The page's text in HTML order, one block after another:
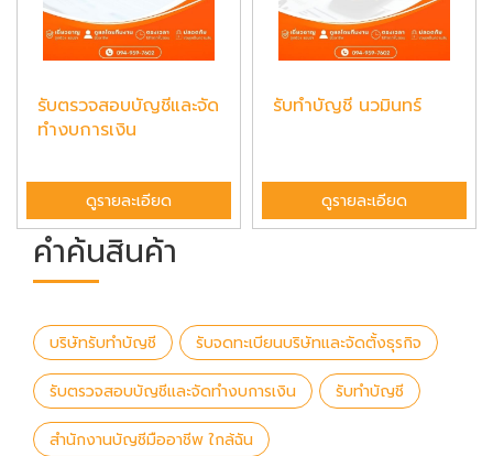
รับตรวจสอบบัญชีและจัด
ทำงบการเงิน
ดูรายละเอียด
รับทำบัญชี นวมินทร์
ดูรายละเอียด
คำค้นสินค้า
บริษัทรับทำบัญชี รับจดทะเบียนบริษัทและจัดตั้งธุรกิจ
รับตรวจสอบบัญชีและจัดทำงบการเงิน รับทำบัญชี
สำนักงานบัญชีมืออาชีพ ใกล้ฉัน